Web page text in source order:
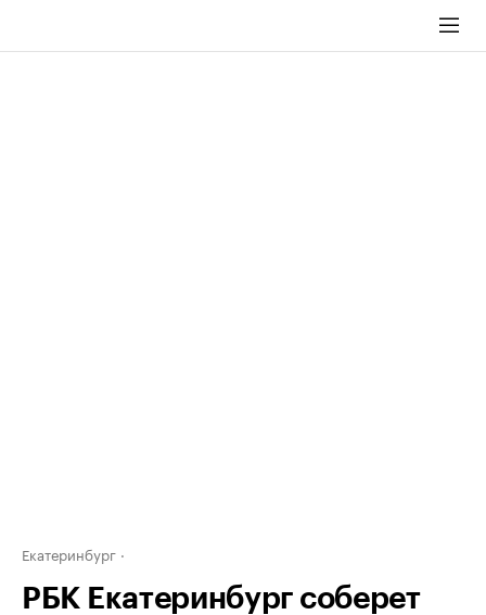
Екатеринбург
РБК Екатеринбург соберет